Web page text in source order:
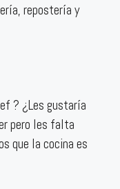
repostería y
? ¿Les gustaría
pero les falta
que la cocina es